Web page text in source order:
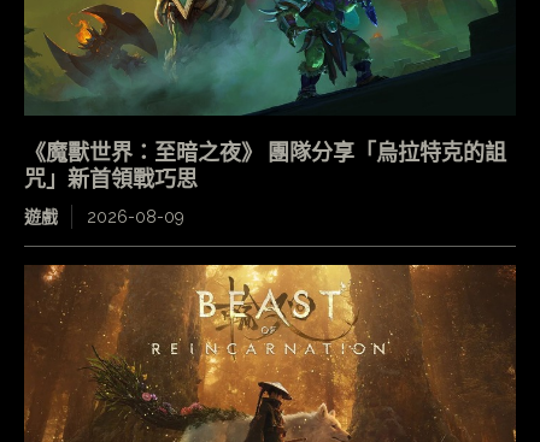
《魔獸世界：至暗之夜》 團隊分享「烏拉特克的詛
咒」新首領戰巧思
遊戲 2026-08-09